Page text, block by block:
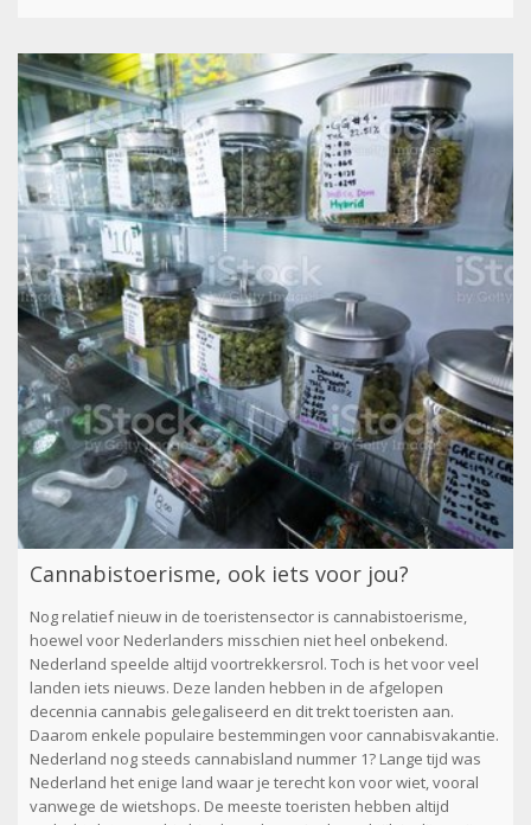
Cannabistoerisme, ook iets voor jou?
Nog relatief nieuw in de toeristensector is cannabistoerisme,
hoewel voor Nederlanders misschien niet heel onbekend.
Nederland speelde altijd voortrekkersrol. Toch is het voor veel
landen iets nieuws. Deze landen hebben in de afgelopen
decennia cannabis gelegaliseerd en dit trekt toeristen aan.
Daarom enkele populaire bestemmingen voor cannabisvakantie.
Nederland nog steeds cannabisland nummer 1? Lange tijd was
Nederland het enige land waar je terecht kon voor wiet, vooral
vanwege de wietshops. De meeste toeristen hebben altijd